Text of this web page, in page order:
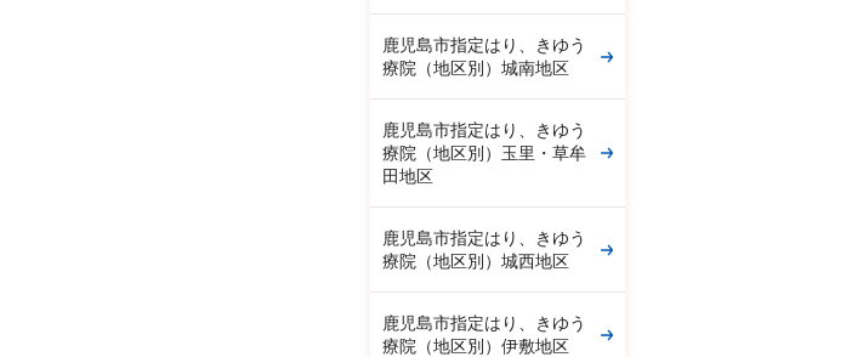
鹿児島市指定はり、きゆう
療院（地区別）城南地区
鹿児島市指定はり、きゆう
療院（地区別）玉里・草牟
田地区
鹿児島市指定はり、きゆう
療院（地区別）城西地区
鹿児島市指定はり、きゆう
療院（地区別）伊敷地区